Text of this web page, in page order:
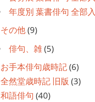
年度別 葉書俳句 全部入
その他(9)
俳句、雑(5)
お手本俳句歳時記(6)
全然堂歳時記 旧版 (3)
和語俳句 (40)